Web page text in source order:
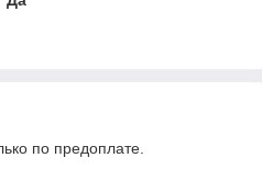
по предоплате.